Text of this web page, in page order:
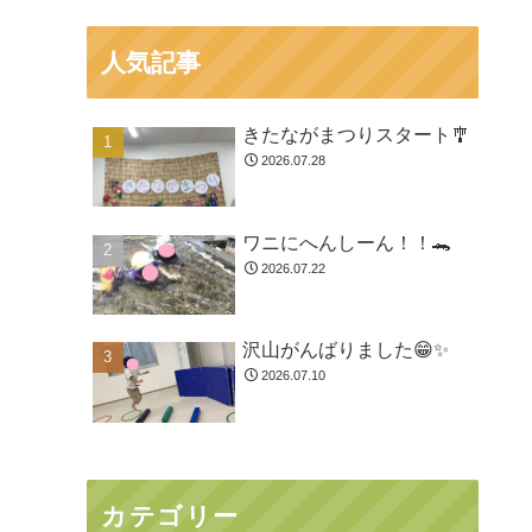
人気記事
きたながまつりスタート🎐
2026.07.28
ワニにへんしーん！！🐊
2026.07.22
沢山がんばりました😁✨
2026.07.10
カテゴリー